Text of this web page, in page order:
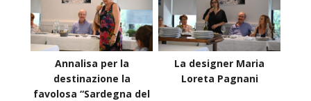
Annalisa per la
destinazione la
favolosa “Sardegna del
La designer Maria
Loreta Pagnani